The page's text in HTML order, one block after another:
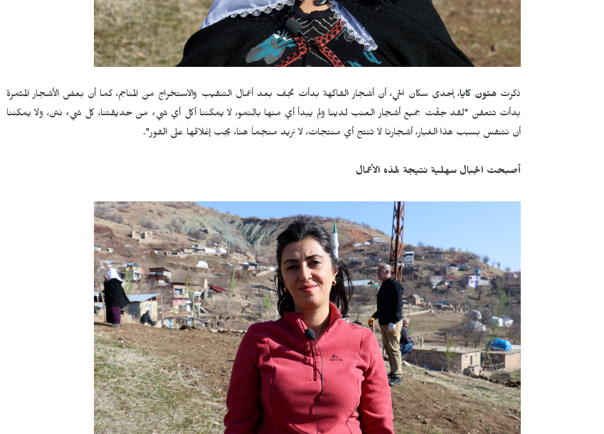
ذكرتهتون كايا، إحدى سكان الحي، أن أشجار الفاكهة بدأت تجف بعد أعمال التنقيب والاستخراج من المناجم، كما أن بعض الأشجار المثمرة
بدأت تتعفن "لقد جفّت جميع أشجار العنب لدينا ولم يبدأ أي منها بالنمو، لا يمكننا أكل أي شيء من حديقتنا، كل شيء نتن، ولا يمكننا
أن نتنفس بسبب هذا الغبار، أشجارنا لا تنتج أي منتجات، لا نريد منجماً هنا، يجب إغلاقها على الفور".
أصبحت الجبال سهلية نتيجة لهذه الأعمال